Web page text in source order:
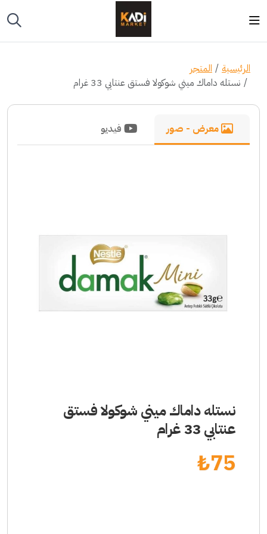
الرئيسية
المتجر
نستله داماك ميني شوكولا فستق عنتابي 33 غرام
معرض - صور فيديو
نستله داماك ميني شوكولا فستق
عنتابي 33 غرام
75
₺